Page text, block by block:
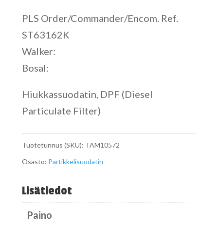
PLS Order/Commander/Encom. Ref.
ST63162K
Walker:
Bosal:
Hiukkassuodatin, DPF (Diesel
Particulate Filter)
Tuotetunnus (SKU): TAM10572
Osasto: Partikkelisuodatin
Lisätiedot
Paino